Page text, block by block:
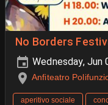
No Borders
Wednesday,
Anfiteatro
aperitivo sociale